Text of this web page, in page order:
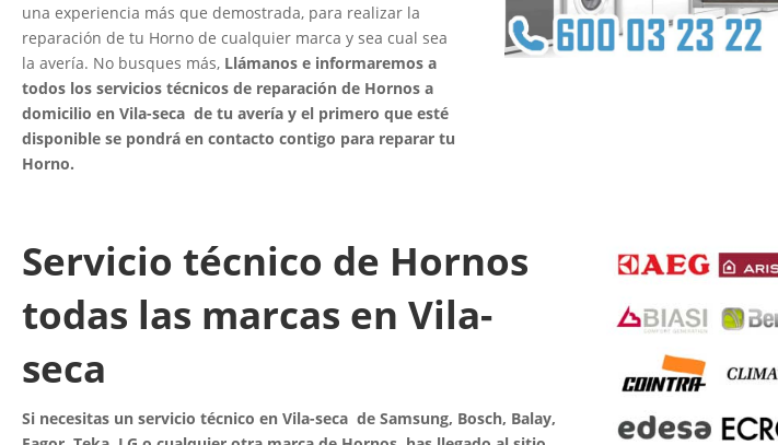
una experiencia más que demostrada, para realizar la
reparación de tu Horno de cualquier marca y sea cual sea
la avería. No busques más, Llámanos e informaremos a
todos los servicios técnicos de reparación de Hornos a
domicilio en Vila-seca de tu avería y el primero que esté
disponible se pondrá en contacto contigo para reparar tu
Horno.
Servicio técnico de Hornos
todas las marcas en Vila-
seca
Si necesitas un servicio técnico en Vila-seca de Samsung, Bosch, Balay,